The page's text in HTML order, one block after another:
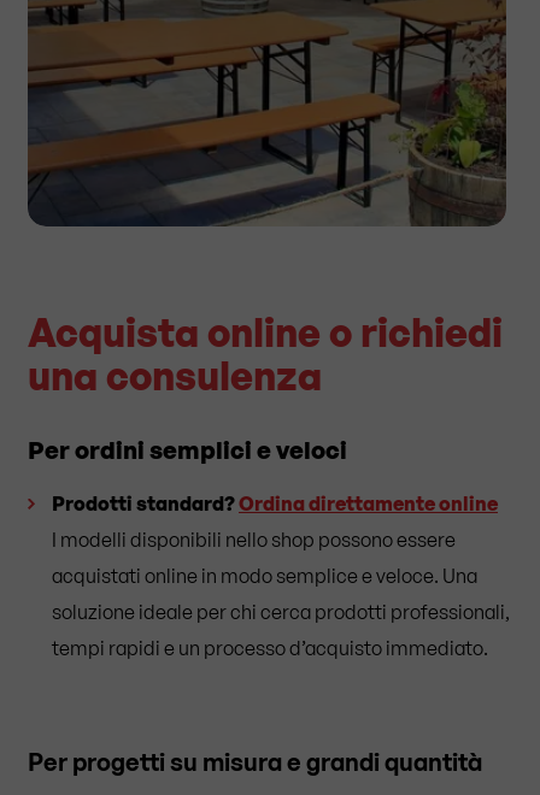
Acquista online o richiedi
una consulenza
Per ordini semplici e veloci
Prodotti standard?Ordina direttamente online
I modelli disponibili nello shop possono essere
acquistati online in modo semplice e veloce. Una
soluzione ideale per chi cerca prodotti professionali,
tempi rapidi e un processo d’acquisto immediato.
Per progetti su misura e grandi quantità